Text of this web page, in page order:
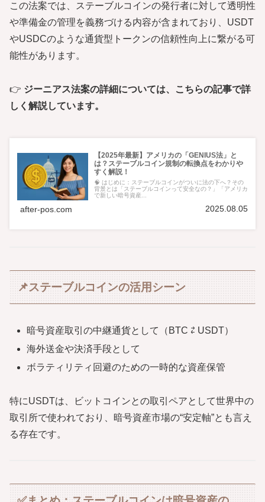
この法案では、ステーブルコインの発行者に対して透明性
や準備金の管理を義務づける内容が含まれており、USDT
やUSDCのような通貨型トークンの信頼性向上に繋がる可
能性があります。
👉 ジーニアス法案の詳細については、こちらの記事で詳
しく解説しています。
【2025年最新】アメリカの「GENIUS法」と
は？ステーブルコイン規制の転換点をわかりや
すく解説！
🧠 はじめに：ステーブルコインがついに法の下へ？その
背景とは「ステーブルコインって安全なの？」「アメリカ
で新しい暗号資産...
after-pos.com 2025.08.05
📌ステーブルコインの活用シーン
暗号資産取引の中継通貨として（BTC ⇄ USDT）
海外送金や決済手段として
ボラティリティ回避のための一時的な資産保管
特にUSDTは、ビットコインとの取引ペアとして世界中の
取引所で使われており、暗号資産市場の“安定軸”とも言え
る存在です。